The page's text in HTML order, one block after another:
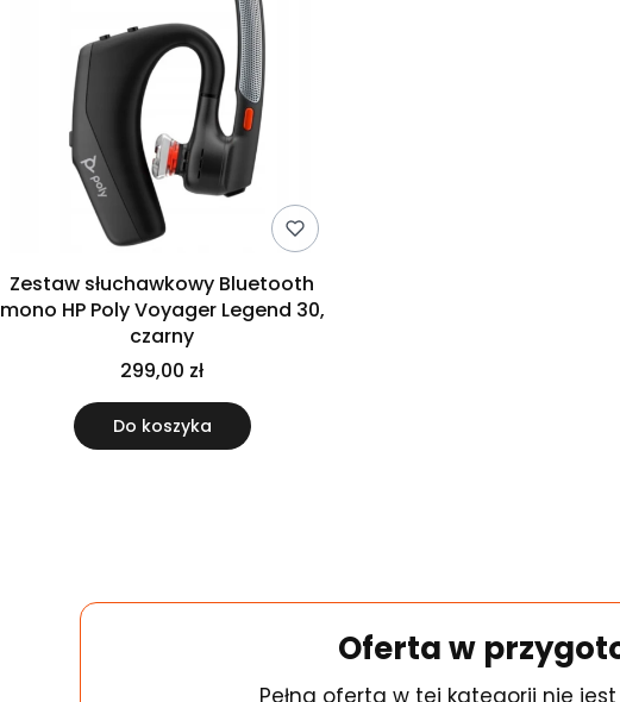
Zestaw słuchawkowy Bluetooth
mono HP Poly Voyager Legend 30,
czarny
299,00 zł
Do koszyka
Oferta w
Pełna oferta w tej kategorii nie